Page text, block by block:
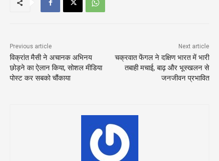
Previous article
विक्रांत मैसी ने अचानक अभिनय
छोड़ने का ऐलान किया, सोशल मीडिया
पोस्ट कर सबको चौंकाया
Next article
चक्रवात फेंगल ने दक्षिण भारत में भारी
तबाही मचाई, बाढ़ और भूस्खलन से
जनजीवन प्रभावित